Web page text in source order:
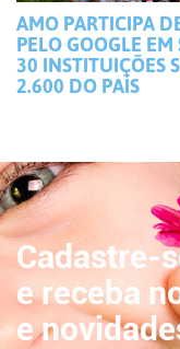
AMO PARTICIPA
PELO GOOGLE
30 INSTITUIÇÕES
2.600 DO PAÍS
Cadastre-
e receba
e